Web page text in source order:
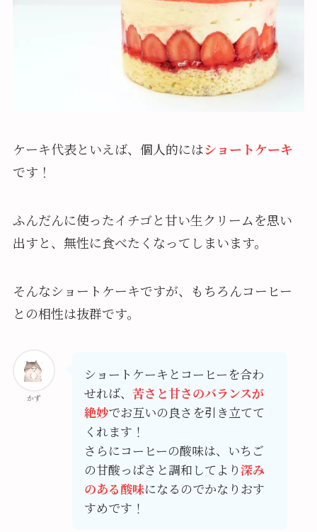
ケーキ代表といえば、個人的にはショートケーキ
です！
ふんだんに使ったイチゴと甘い生クリームを思い
出すと、無性に食べたくなってしまいます。
そんなショートケーキですが、もちろんコーヒー
との相性は抜群です。
かず
ショートケーキとコーヒーを合わ
せれば、 苦さと甘さのバランスが
絶妙でお互いの良さを引き立てて
くれます！
さらにコーヒーの酸味は、いちご
の甘酸っぱさと調和してより深み
のある酸味になるのでかなりおす
すめです！